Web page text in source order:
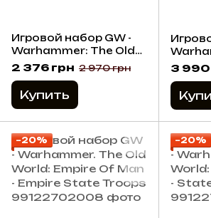
Игровой набор GW -
Warhammer: The Old
World: Empire of Man -
Imperial Ogres with
Great Weapons
(metal)
2 376 грн 2 970 грн
Купить
World:
War
3 990
−20% −20%